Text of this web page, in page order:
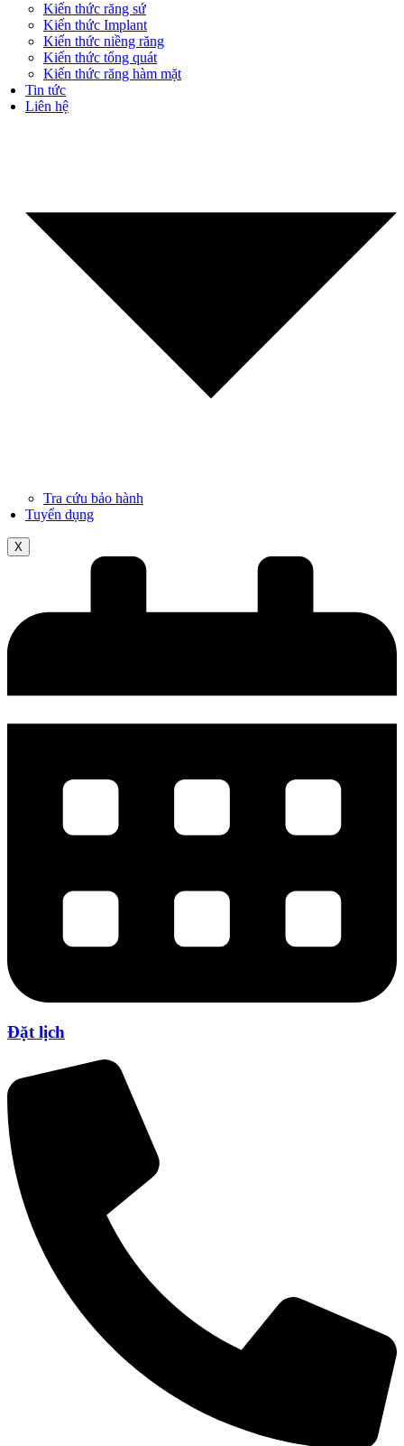
Kiến thức răng sứ
Kiến thức Implant
Kiến thức niềng răng
Kiến thức tổng quát
Kiến thức răng hàm mặt
Tin tức
Liên hệ
Tra cứu bảo hành
Tuyển dụng
X
Đặt lịch